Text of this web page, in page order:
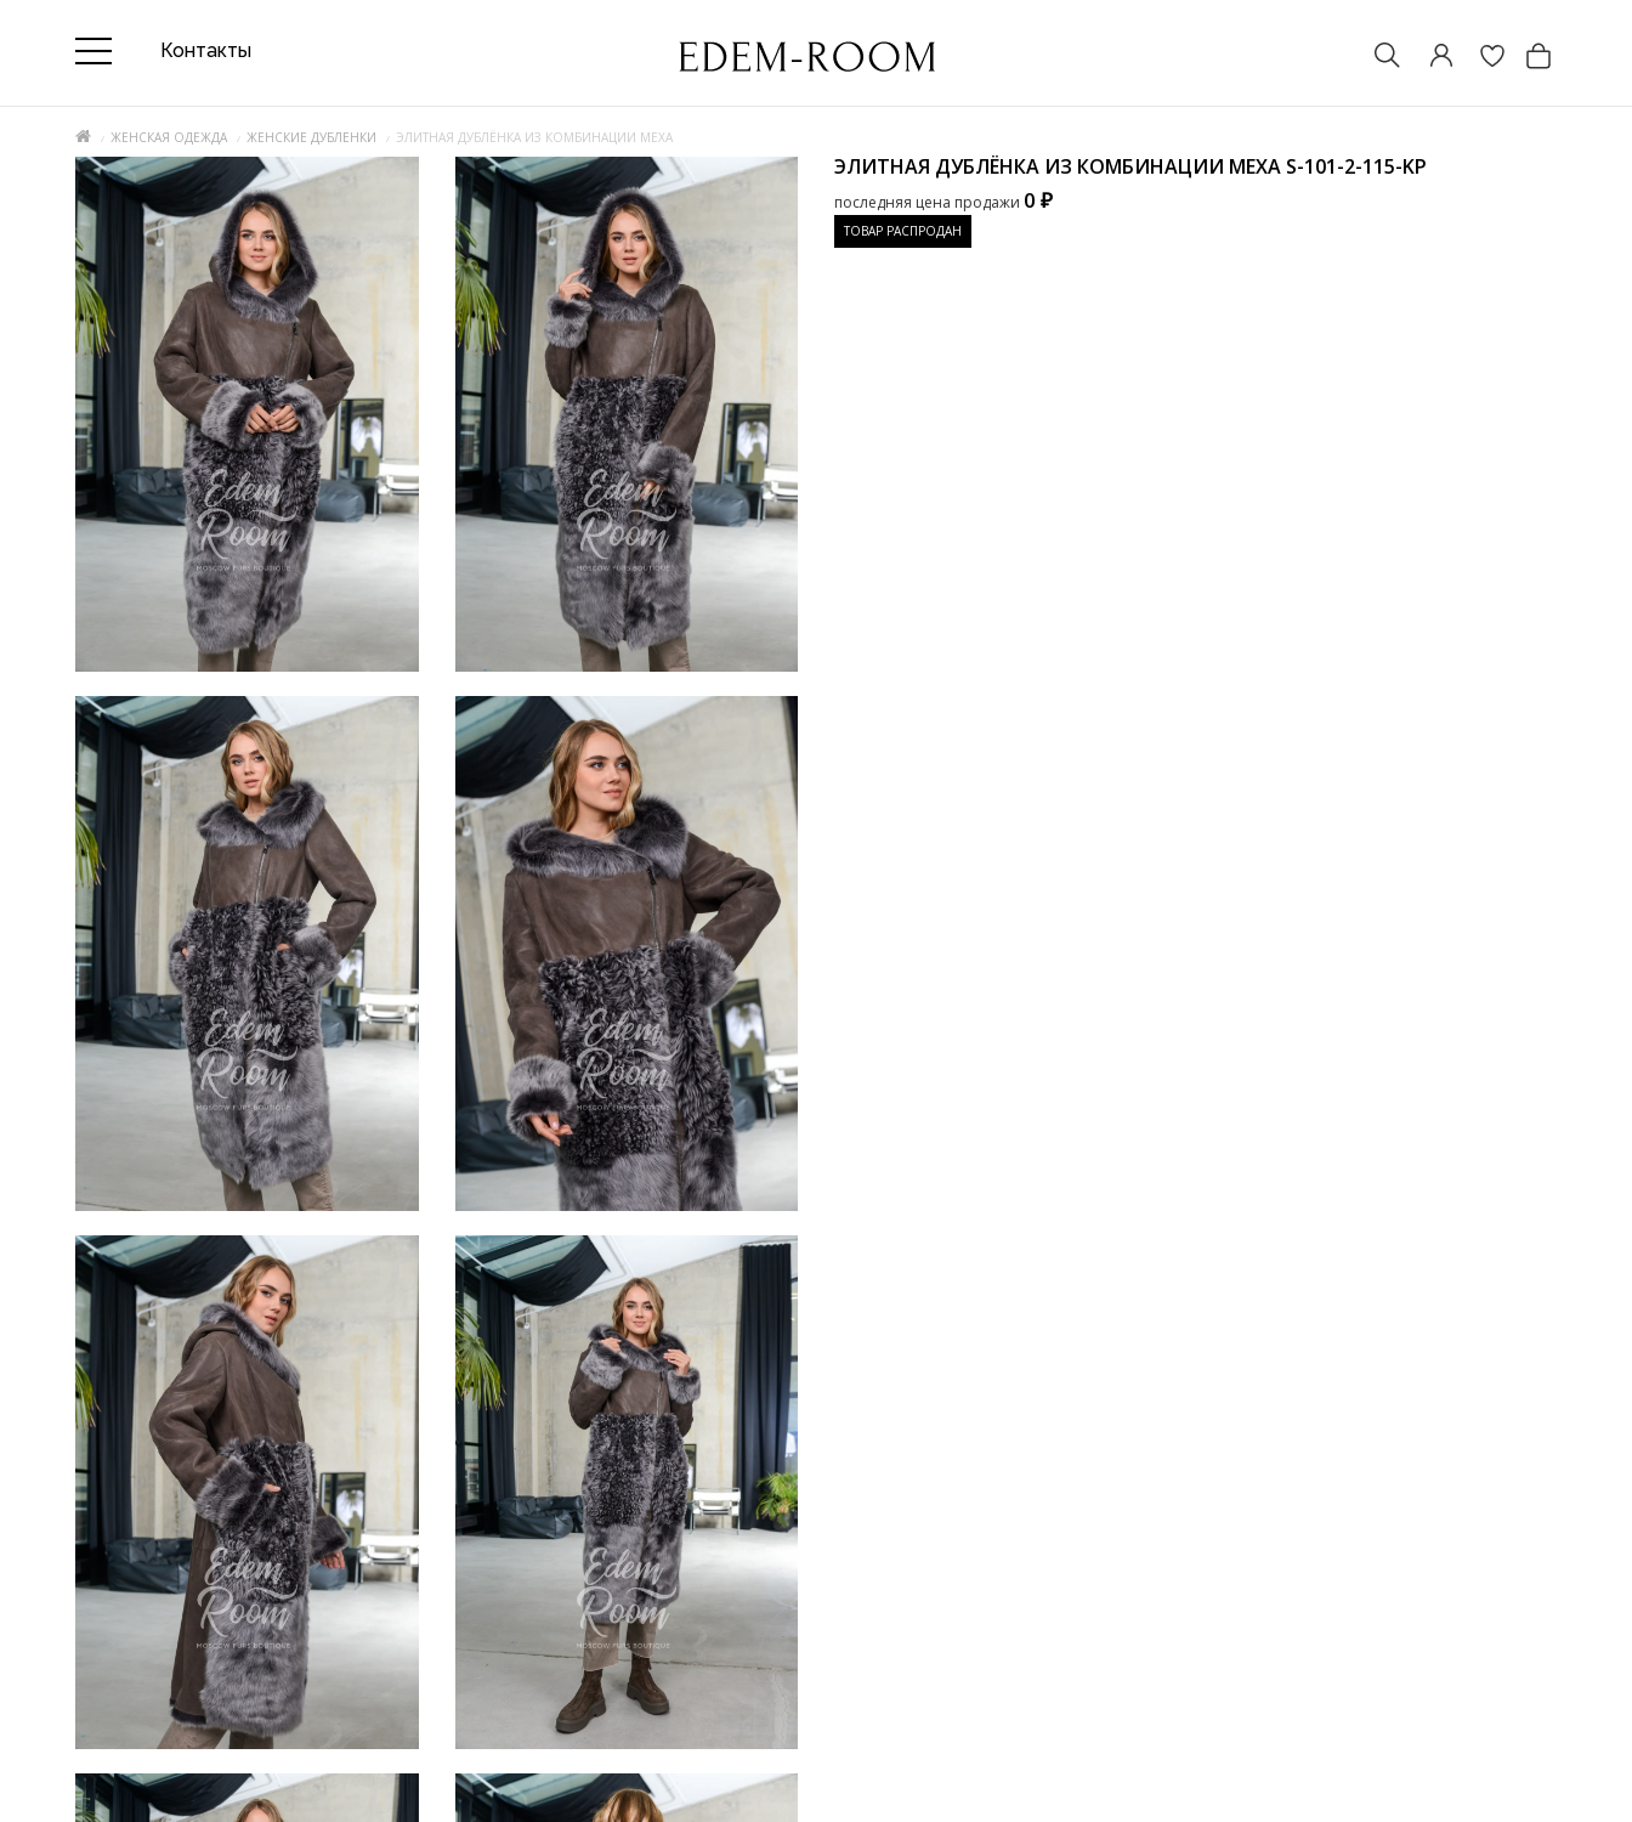
Контакты
ЖЕНСКАЯ ОДЕЖДА ЖЕНСКИЕ ДУБЛЕНКИ ЭЛИТНАЯ ДУБЛЁНКА ИЗ КОМБИНАЦИИ МЕХА
ЭЛИТНАЯ ДУБЛЁНКА ИЗ КОМБИНАЦИИ МЕХА S-101-2-115-KP
последняя цена продажи 0 ₽
ТОВАР РАСПРОДАН